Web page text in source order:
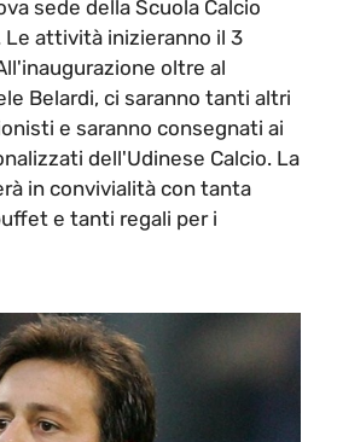
sede della Scuola Calcio
Le attività inizieranno il 3
oltre al
Belardi, ci saranno tanti altri
e saranno consegnati ai
dell'Udinese Calcio. La
in convivialità con tanta
e tanti regali per i